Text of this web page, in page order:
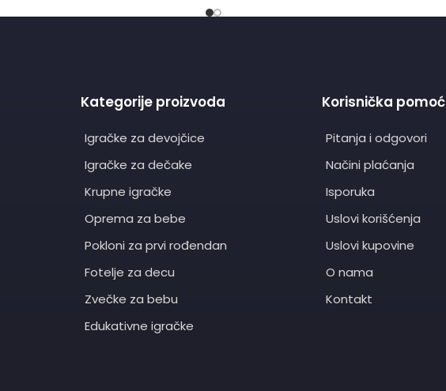
Kategorije proizvoda
Igračke za devojčice
Igračke za dečake
Krupne igračke
Oprema za bebe
Pokloni za prvi rođendan
Fotelje za decu
Zvečke za bebu
Edukativne igračke
Korisnička pomoć
Pitanja i odgovori
Načini plaćanja
Isporuka
Uslovi korišćenja
Uslovi kupovine
O nama
Kontakt